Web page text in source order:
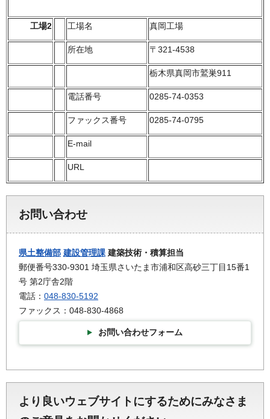
工場2 工場名 真岡工場
所在地 〒321-4538
栃木県真岡市鷲巣911
電話番号 0285-74-0353
ファックス番号 0285-74-0795
E-mail
URL
お問い合わせ
県土整備部 建設管理課 建築技術・積算担当
郵便番号330-9301 埼玉県さいたま市浦和区高砂三丁目15番1
号 第2庁舎2階
電話： 048-830-5192
ファックス：048-830-4868
お問い合わせフォーム
より良いウェブサイトにするためにみなさま